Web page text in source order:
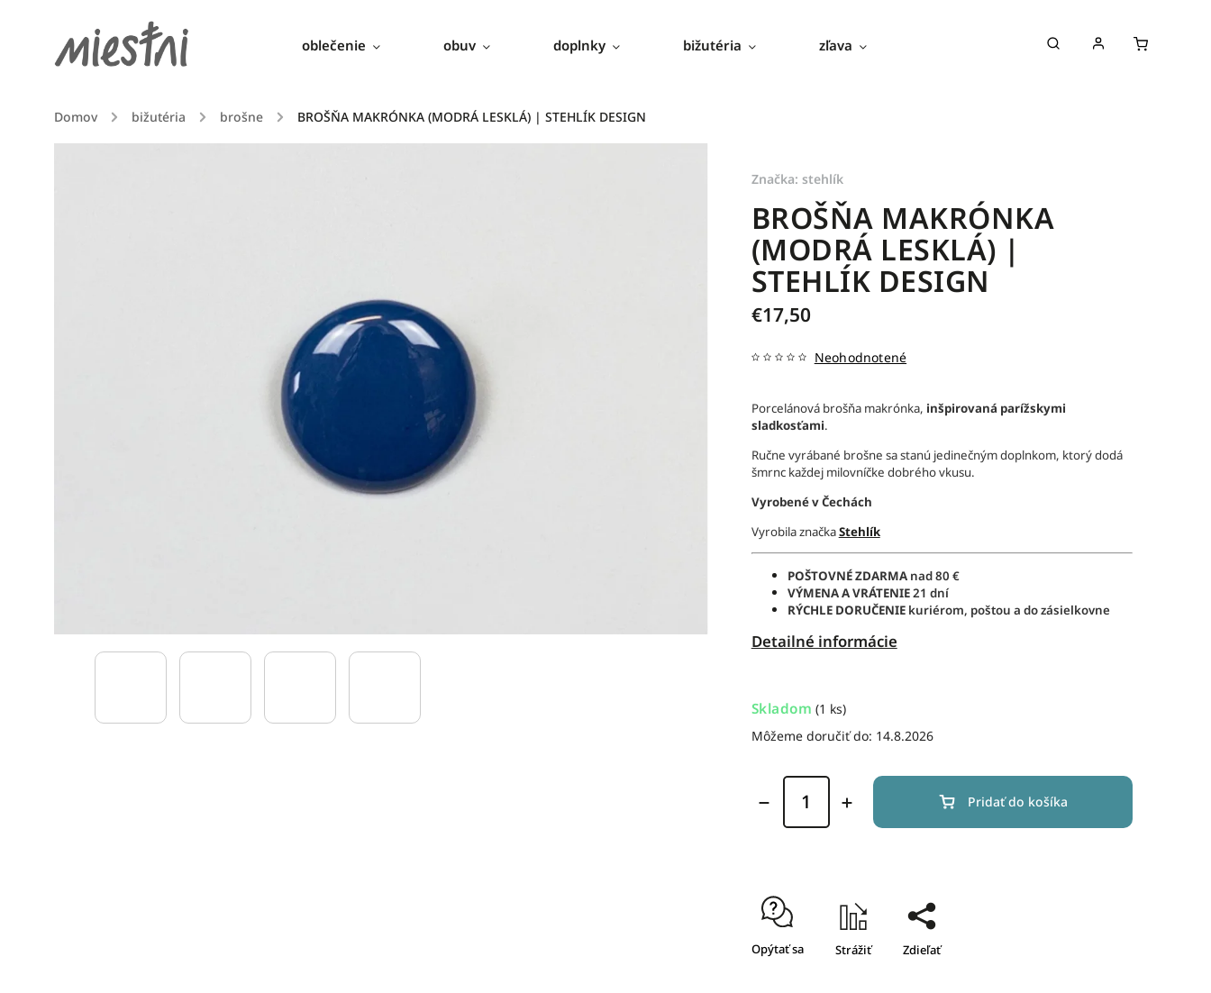
oblečenie obuv doplnky bižutéria zľava
Domov / bižutéria / brošne / BROŠŇA MAKRÓNKA (MODRÁ LESKLÁ) | STEHLÍK DESIGN
BROŠŇA MAKRÓNKA
(MODRÁ LESKLÁ) |
STEHLÍK DESIGN
€17,50
Neohodnotené
Porcelánová brošňa makrónka, inšpirovaná parížskymi
sladkosťami.
Ručne vyrábané brošne sa stanú jedinečným doplnkom, ktorý dodá
šmrnc každej milovníčke dobrého vkusu.
Vyrobené v Čechách
Vyrobila značkaStehlík
POŠTOVNÉ ZDARMA nad 80 €
VÝMENA A VRÁTENIE21 dní
RÝCHLE DORUČENIEkuriérom, poštou a do zásielkovne
Detailné informácie
Značka: stehlík
Skladom (1 ks)
Môžeme doručiť do: 14.8.2026
Pridať do košíka
Opýtať sa Strážiť Zdieľať